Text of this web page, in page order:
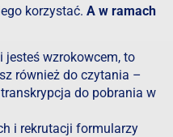
korzystać. A w ramach
jesteś wzrokowcem, to
również do czytania –
do pobrania w
i rekrutacji formularzy